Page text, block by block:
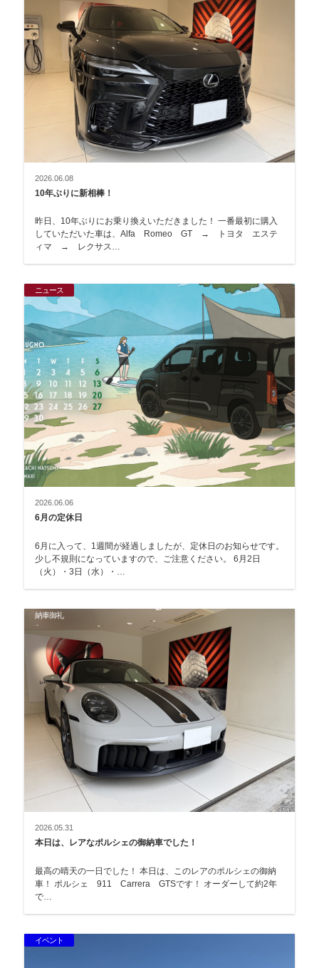
2026.06.08
10年ぶりに新相棒！
昨日、10年ぶりにお乗り換えいただきました！ 一番最初に購入
していただいた車は、Alfa Romeo GT → トヨタ エステ
ィマ → レクサス…
ニュース
2026.06.06
6月の定休日
6月に入って、1週間が経過しましたが、定休日のお知らせです。
少し不規則になっていますので、ご注意ください。 6月2日
（火）・3日（水）・…
納車御礼
2026.05.31
本日は、レアなポルシェの御納車でした！
最高の晴天の一日でした！ 本日は、このレアのポルシェの御納
車！ ポルシェ 911 Carrera GTSです！ オーダーして約2年
で…
イベント